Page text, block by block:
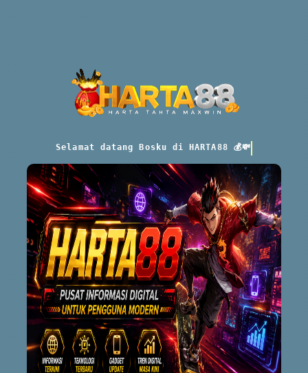
Selamat datang Bosku di HARTA88 💰💸